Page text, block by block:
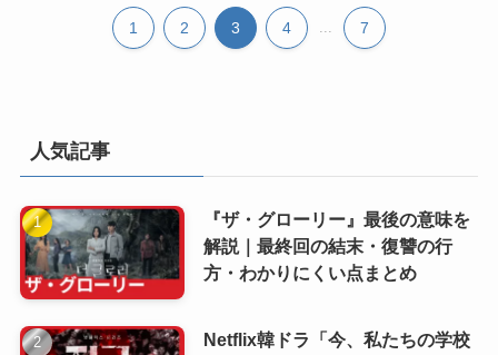
1 2 3 4 ... 7
人気記事
『ザ・グローリー』最後の意味を
解説｜最終回の結末・復讐の行
方・わかりにくい点まとめ
Netflix韓ドラ「今、私たちの学校